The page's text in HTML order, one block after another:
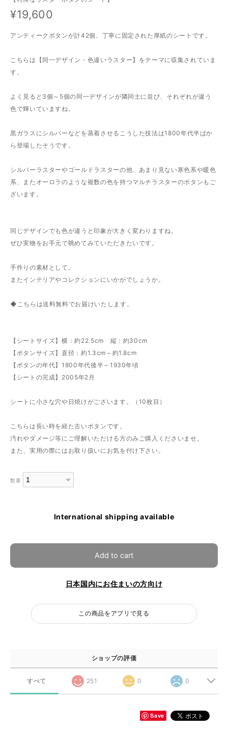
¥19,600
アンティークボタンが計42個、丁寧に固定された厚紙のシートです。
こちらは【同一デザイン・色違いラスター】をテーマに収集されていま
す。
よく見ると3個～5個の同一デザインが隣同士に並び、それぞれが違う
色で輝いていますね。
黒ガラスにシルバーなどを蒸着させるこうした技法は1800年代半ばか
ら登場したそうです。
シルバーラスターやゴールドラスターの他、あまり見ない寒色系や暖色
系、またオーロラのような複数の色を持つマルチラスターのボタンもご
ざいます。
同じデザインでも色が違うと印象が大きく変わりますね。
ぜひ実物をお手元で眺めてみていただきたいです。
手作りの素材として。
またインテリアやコレクションにいかがでしょうか。
◆こちらは送料無料でお届けいたします。
【シートサイズ】横：約22.5cm 縦：約30cm
【ボタンサイズ】直径：約1.3cm～約1.8cm
【ボタンの年代】1800年代後半～1930年頃
【シートの完成】2005年2月
シートに小さな穴や日焼けがございます。（10枚目）
こちらは長い時を経た古いボタンです。
汚れやダメージ等にご理解いただける方のみご購入くださいませ。
また、実用の際にはお取り扱いにお気を付け下さい。
数量
International shipping available
Add to cart
日本国内にお住まいの方向け
この商品をアプリで見る
ショップの評価
すべて 251 0 0
Save